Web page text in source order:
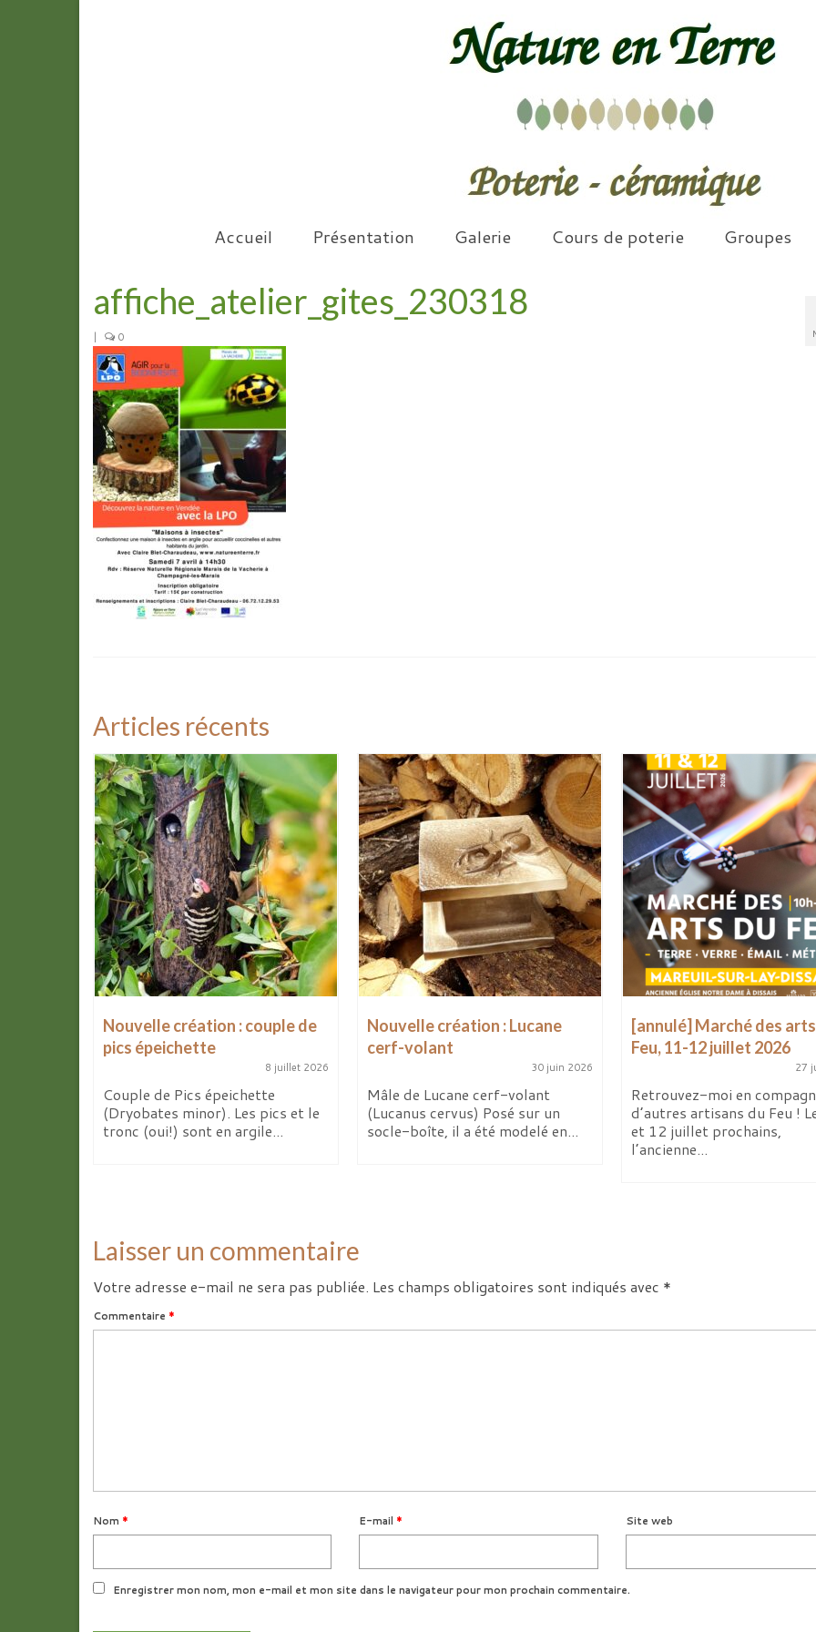
Accueil Présentation Galerie Cours de poterie Groupes
affiche_atelier_gites_230318
| 0
Articles récents
Nouvelle création : couple de
pics épeichette
8 juillet 2026
Couple de Pics épeichette
(Dryobates minor). Les pics et le
tronc (oui!) sont en argile...
Nouvelle création : Lucane
cerf-volant
30 juin 2026
Mâle de Lucane cerf-volant
(Lucanus cervus) Posé sur un
socle-boîte, il a été modelé en...
[annulé] Marché des
Feu, 11-12 juillet 2026
27
Retrouvez-moi en
d’autres artisans du Feu !
et 12 juillet prochains,
l’ancienne...
Laisser un commentaire
Votre adresse e-mail ne sera pas publiée. Les champs obligatoires sont indiqués avec *
Commentaire *
Nom * E-mail * Site web
Enregistrer mon nom, mon e-mail et mon site dans le navigateur pour mon prochain commentaire.